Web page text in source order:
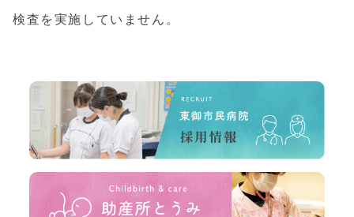
検査を実施していません。